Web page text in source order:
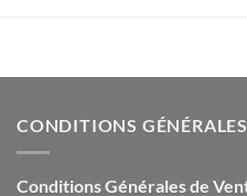
CONDITIONS
Conditions Générales de